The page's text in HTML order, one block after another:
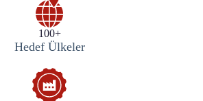
100+
Hedef Ülkeler